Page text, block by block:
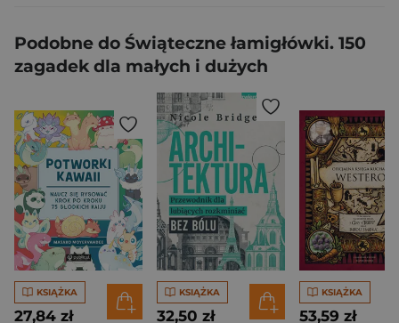
Podobne do Świąteczne łamigłówki. 150
zagadek dla małych i dużych
KSIĄŻKA
27,84 zł
KSIĄŻKA
32,50 zł
KSIĄŻKA
53,59 zł